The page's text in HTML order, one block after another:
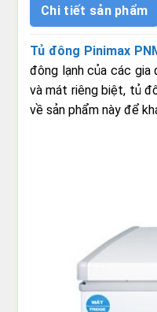
Chi tiết sản phẩm
Tủ đông Pinimax
đông lạnh của các gia
và mát riêng biệt, tủ
về sản phẩm này để